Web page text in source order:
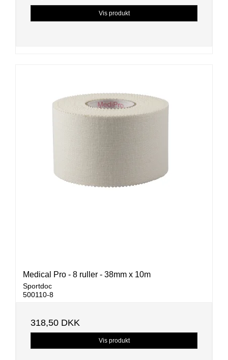
Vis produkt
Medical Pro - 8 ruller - 38mm x 10m
Sportdoc
500110-8
318,50 DKK
Vis produkt